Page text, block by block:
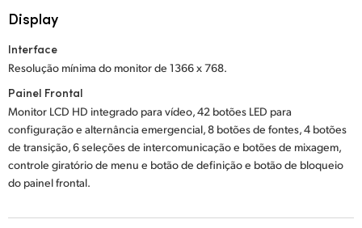
Display
Interface
Resolução mínima do monitor de 1366 x 768.
Painel Frontal
Monitor LCD HD integrado para vídeo, 42 botões LED para
configuração e alternância emergencial, 8 botões de fontes, 4 botões
de transição, 6 seleções de intercomunicação e botões de mixagem,
controle giratório de menu e botão de definição e botão de bloqueio
do painel frontal.